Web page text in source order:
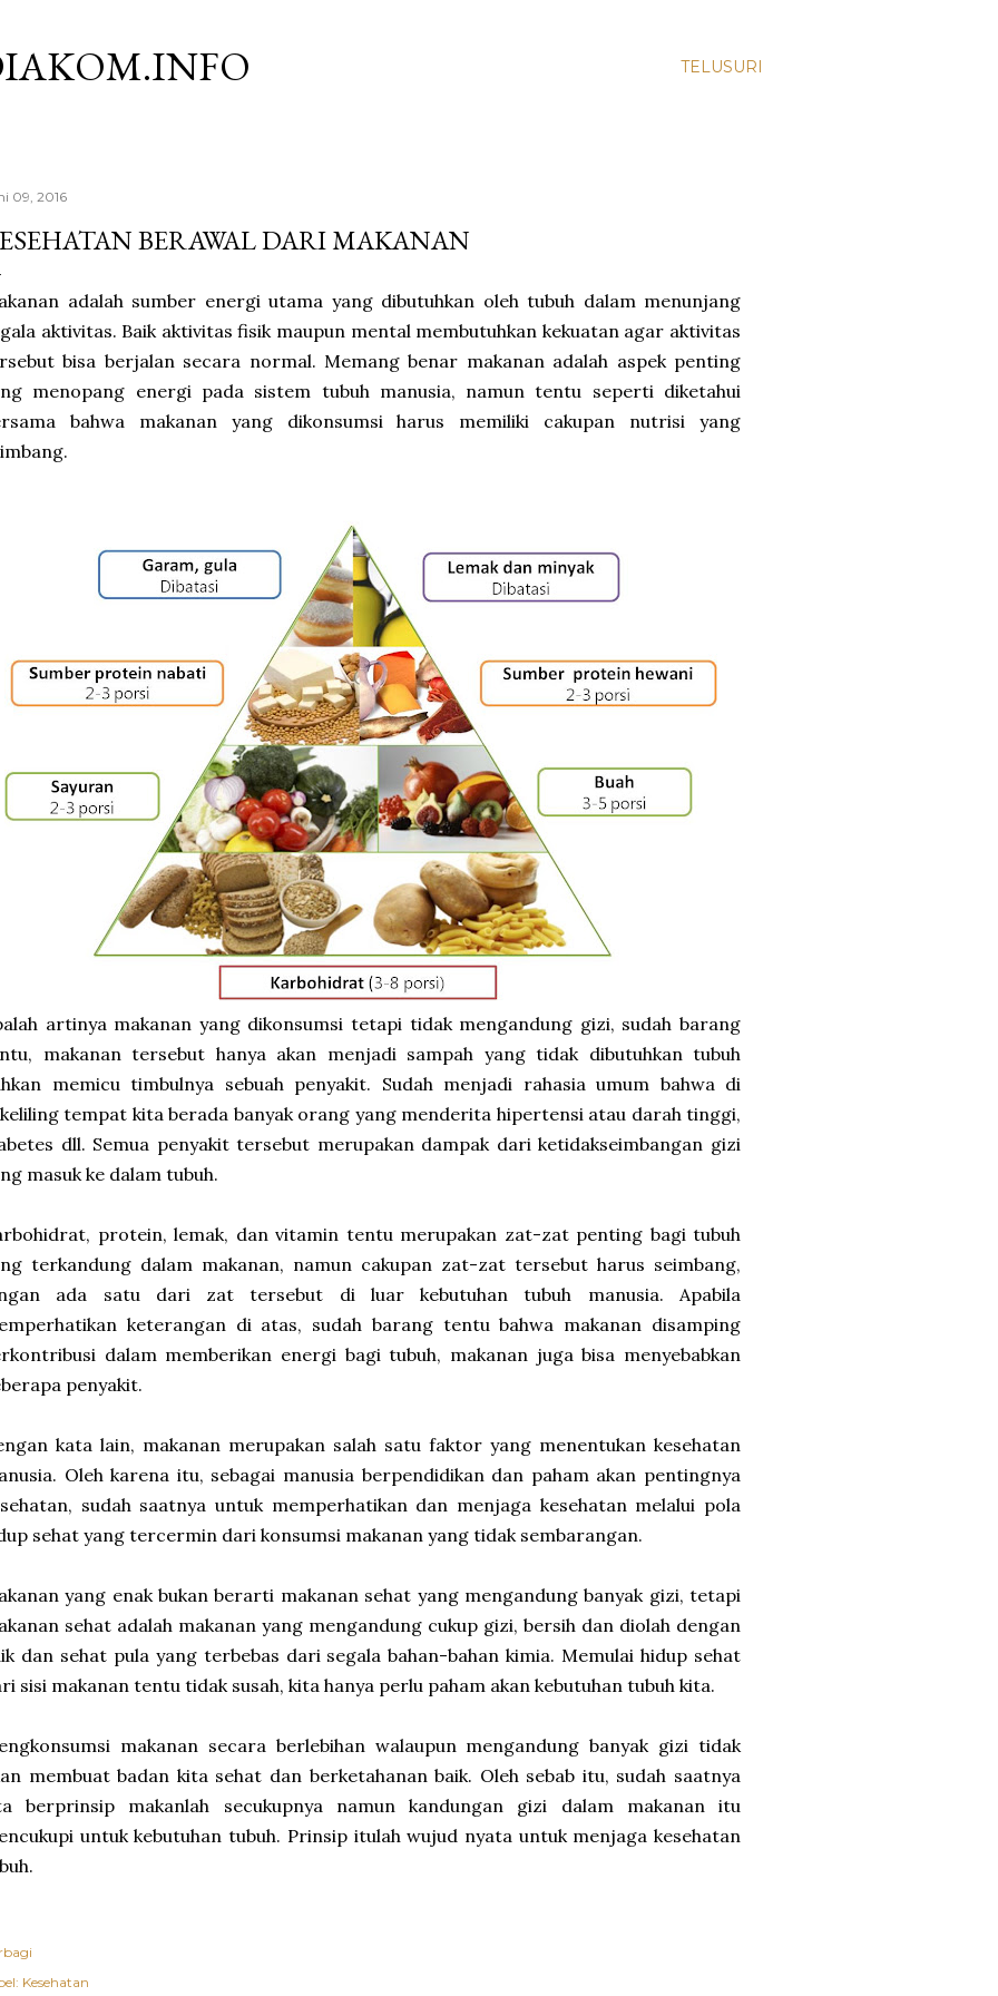
TELUSURI
09, 2016
BERAWAL DARI MAKANAN
adalah sumber energi utama yang dibutuhkan oleh tubuh dalam menunjang
aktivitas. Baik aktivitas fisik maupun mental membutuhkan kekuatan agar aktivitas
bisa berjalan secara normal. Memang benar makanan adalah aspek penting
menopang energi pada sistem tubuh manusia, namun tentu seperti diketahui
bahwa makanan yang dikonsumsi harus memiliki cakupan nutrisi yang
artinya makanan yang dikonsumsi tetapi tidak mengandung gizi, sudah barang
makanan tersebut hanya akan menjadi sampah yang tidak dibutuhkan tubuh
memicu timbulnya sebuah penyakit. Sudah menjadi rahasia umum bahwa di
tempat kita berada banyak orang yang menderita hipertensi atau darah tinggi,
dll. Semua penyakit tersebut merupakan dampak dari ketidakseimbangan gizi
masuk ke dalam tubuh.
protein, lemak, dan vitamin tentu merupakan zat-zat penting bagi tubuh
terkandung dalam makanan, namun cakupan zat-zat tersebut harus seimbang,
ada satu dari zat tersebut di luar kebutuhan tubuh manusia. Apabila
keterangan di atas, sudah barang tentu bahwa makanan disamping
dalam memberikan energi bagi tubuh, makanan juga bisa menyebabkan
penyakit.
kata lain, makanan merupakan salah satu faktor yang menentukan kesehatan
Oleh karena itu, sebagai manusia berpendidikan dan paham akan pentingnya
sudah saatnya untuk memperhatikan dan menjaga kesehatan melalui pola
sehat yang tercermin dari konsumsi makanan yang tidak sembarangan.
yang enak bukan berarti makanan sehat yang mengandung banyak gizi, tetapi
sehat adalah makanan yang mengandung cukup gizi, bersih dan diolah dengan
dan sehat pula yang terbebas dari segala bahan-bahan kimia. Memulai hidup sehat
sisi makanan tentu tidak susah, kita hanya perlu paham akan kebutuhan tubuh kita.
makanan secara berlebihan walaupun mengandung banyak gizi tidak
membuat badan kita sehat dan berketahanan baik. Oleh sebab itu, sudah saatnya
berprinsip makanlah secukupnya namun kandungan gizi dalam makanan itu
untuk kebutuhan tubuh. Prinsip itulah wujud nyata untuk menjaga kesehatan
Kesehatan